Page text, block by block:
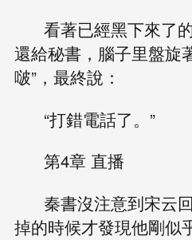
看著已經黑下來了
還給秘書，腦子里盤旋
啵”，最終說：
“打錯電話了。”
第4章 直播
秦書沒注意到宋云
掉的時候才發現他剛似